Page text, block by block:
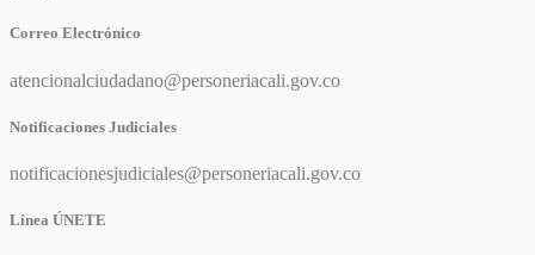
Correo Electrónico
atencionalciudadano@personeriacali.gov.co
Notificaciones Judiciales
notificacionesjudiciales@personeriacali.gov.co
Línea ÚNETE